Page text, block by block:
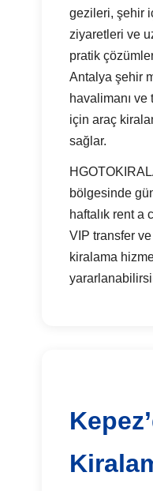
gezileri, şehir
ziyaretleri ve
pratik
Antalya şehir
havalimanı ve
için araç
sağlar.
bölgesinde
haftalık rent a
VIP transfer
kiralama